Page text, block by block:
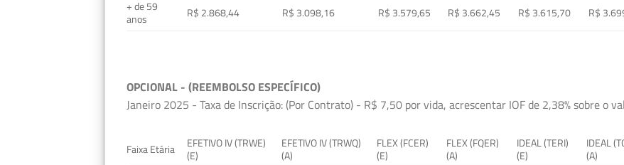
+ de 59
anos
R$ 2.868,44 R$ 3.098,16 R$ 3.579,65 R$ 3.662,45 R$ 3.615,70 R$
OPCIONAL - (REEMBOLSO ESPECÍFICO)
Janeiro 2025 - Taxa de Inscrição: (Por Contrato) - R$ 7,50 por vida, acrescentar IOF de 2,38% sobre o
Faixa Etária
EFETIVO IV (TRWE)
(E)
EFETIVO IV (TRWQ)
(A)
FLEX (FCER)
(E)
FLEX (FQER)
(A)
IDEAL (TERI)
(E)
IDEAL
(A)